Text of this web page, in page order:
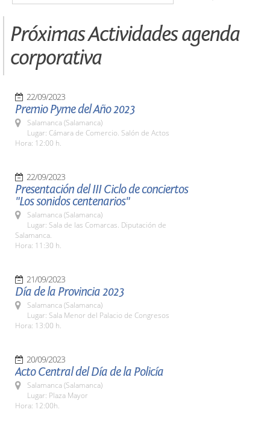
Próximas Actividades agenda
corporativa
22/09/2023
Premio Pyme del Año 2023
Salamanca (Salamanca)
Lugar: Cámara de Comercio. Salón de Actos
Hora: 12:00 h.
22/09/2023
Presentación del III Ciclo de conciertos
"Los sonidos centenarios"
Salamanca (Salamanca)
Lugar: Sala de las Comarcas. Diputación de
Salamanca.
Hora: 11:30 h.
21/09/2023
Día de la Provincia 2023
Salamanca (Salamanca)
Lugar: Sala Menor del Palacio de Congresos
Hora: 13:00 h.
20/09/2023
Acto Central del Día de la Policía
Salamanca (Salamanca)
Lugar: Plaza Mayor
Hora: 12:00h.